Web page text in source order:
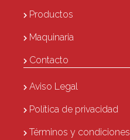
Productos
Maquinaria
Contacto
Aviso Legal
Política de privacidad
Términos y condiciones